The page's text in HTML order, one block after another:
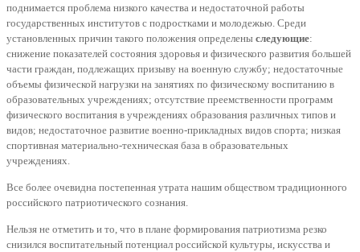
поднимается проблема низкого качества и недостаточной работы
государственных институтов с подростками и молодежью. Среди
установленных причин такого положения определены следующие:
снижение показателей состояния здоровья и физического развития большей
части граждан, подлежащих призыву на военную службу; недостаточные
объемы физической нагрузки на занятиях по физическому воспитанию в
образовательных учреждениях; отсутствие преемственности программ
физического воспитания в учреждениях образования различных типов и
видов; недостаточное развитие военно-прикладных видов спорта; низкая
спортивная материально-техническая база в образовательных
учреждениях.
Все более очевидна постепенная утрата нашим обществом традиционного
российского патриотического сознания.
Нельзя не отметить и то, что в плане формирования патриотизма резко
снизился воспитательный потенциал российской культуры, искусства и